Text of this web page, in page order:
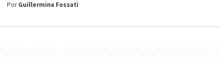
PorGuillermina Fossati